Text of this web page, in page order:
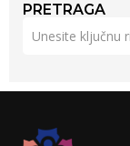
PRETRAGA